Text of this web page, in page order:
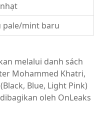
pale/mint baru
melalui danh sách
Mohammed Khatri,
Blue, Light Pink)
oleh OnLeaks